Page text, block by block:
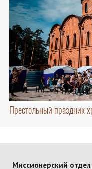
Престольный праздник
Миссионерский